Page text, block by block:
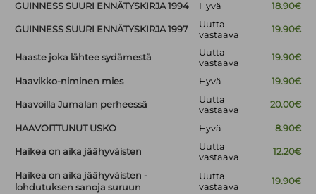
GUINNESS SUURI ENNÄTYSKIRJA 1994 Hyvä 18.90€
GUINNESS SUURI ENNÄTYSKIRJA 1997
Uutta
vastaava
19.90€
Haaste joka lähtee sydämestä
Uutta
vastaava
19.90€
Haavikko-niminen mies Hyvä 19.90€
Haavoilla Jumalan perheessä
Uutta
vastaava
20.00€
HAAVOITTUNUT USKO Hyvä 8.90€
Haikea on aika jäähyväisten
Uutta
vastaava
12.20€
Haikea on aika jäähyväisten -
lohdutuksen sanoja suruun
Uutta
vastaava
19.90€